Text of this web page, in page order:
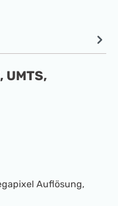
UMTS,
Auflösung,